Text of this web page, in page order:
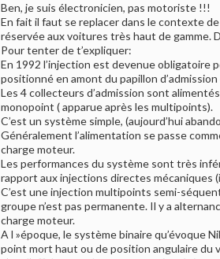
Ben, je suis électronicien, pas motoriste !!!
En fait il faut se replacer dans le contexte
réservée aux voitures très haut de gamme.
Pour tenter de t’expliquer:
En 1992 l’injection est devenue obligatoire
positionné en amont du papillon d’admission
Les 4 collecteurs d’admission sont
monopoint ( apparue après les multipoints).
C’est un système simple, (aujourd’hui
Généralement l’alimentation se passe
charge moteur.
Les performances du système sont très
rapport aux injections directes mécaniques
C’est une injection multipoints semi-
groupe n’est pas permanente. Il y a
charge moteur.
A l »époque, le système binaire qu’évoque
point mort haut ou de position angulaire du